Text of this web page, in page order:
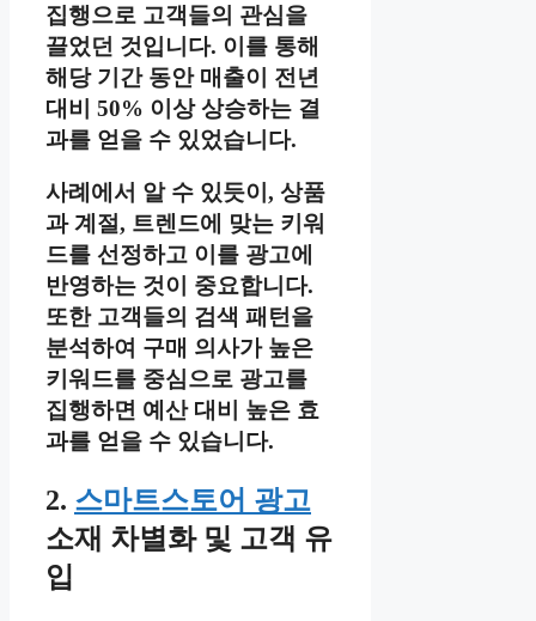
집행으로 고객들의 관심을
끌었던 것입니다. 이를 통해
해당 기간 동안 매출이 전년
대비 50% 이상 상승하는 결
과를 얻을 수 있었습니다.
사례에서 알 수 있듯이, 상품
과 계절, 트렌드에 맞는 키워
드를 선정하고 이를 광고에
반영하는 것이 중요합니다.
또한 고객들의 검색 패턴을
분석하여 구매 의사가 높은
키워드를 중심으로 광고를
집행하면 예산 대비 높은 효
과를 얻을 수 있습니다.
2. 스마트스토어 광고
소재 차별화 및 고객 유
입